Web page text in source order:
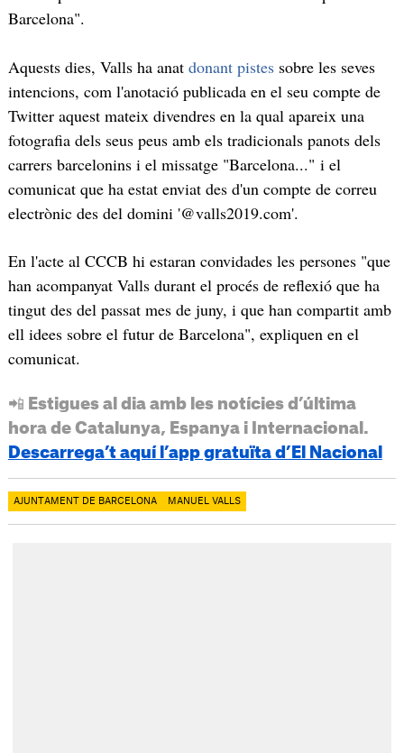
Barcelona".
Aquests dies, Valls ha anat donant pistessobre les seves
intencions, com l'anotació publicada en el seu compte de
Twitter aquest mateix divendres en la qual apareix una
fotografia dels seus peus amb els tradicionals panots dels
carrers barcelonins i el missatge "Barcelona..." i el
comunicat que ha estat enviat des d'un compte de correu
electrònic des del domini '@valls2019.com'.
En l'acte al CCCB hi estaran convidades les persones "que
han acompanyat Valls durant el procés de reflexió que ha
tingut des del passat mes de juny, i que han compartit amb
ell idees sobre el futur de Barcelona", expliquen en el
comunicat.
📲 Estigues al dia amb les notícies d’última
hora de Catalunya, Espanya i Internacional.
Descarrega’t aquí l’app gratuïta d’El Nacional
AJUNTAMENT DE BARCELONA MANUEL VALLS